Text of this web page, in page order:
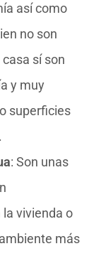
así como
no son
sí son
y muy
superficies
: Son unas
vivienda o
más